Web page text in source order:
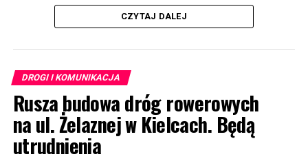
CZYTAJ DALEJ
DROGI I KOMUNIKACJA
Rusza budowa dróg rowerowych
na ul. Żelaznej w Kielcach. Będą
utrudnienia